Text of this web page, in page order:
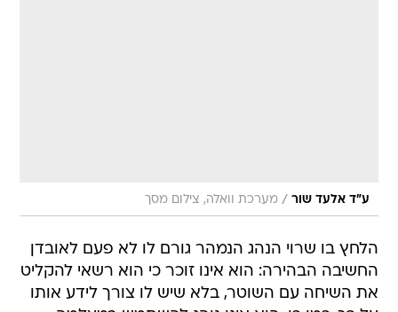
ע"ד אלעד שור / מערכת וואלה, צילום מסך
הלחץ בו שרוי הנהג הנמהר גורם לו לא פעם לאובדן
החשיבה הבהירה: הוא אינו זוכר כי הוא רשאי להקליט
את השיחה עם השוטר, בלא שיש לו צורך לידע אותו